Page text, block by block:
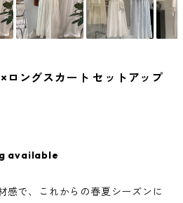
ロングスカート セットアップ
available
感で、これからの春夏シーズンに